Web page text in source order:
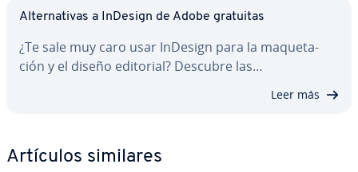
Al­te­r­na­ti­vas a InDesign de Adobe gratuitas
¿Te sale muy caro usar InDesign para la ma­que­ta­
ción y el diseño editorial? Descubre las…
Leer más
Artículos similares